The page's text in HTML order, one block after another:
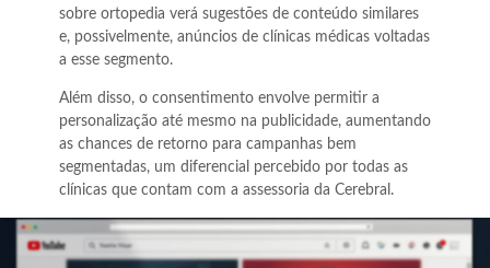
sobre ortopedia verá sugestões de conteúdo similares
e, possivelmente, anúncios de clínicas médicas voltadas
a esse segmento.
Além disso, o consentimento envolve permitir a
personalização até mesmo na publicidade, aumentando
as chances de retorno para campanhas bem
segmentadas, um diferencial percebido por todas as
clínicas que contam com a assessoria da Cerebral.